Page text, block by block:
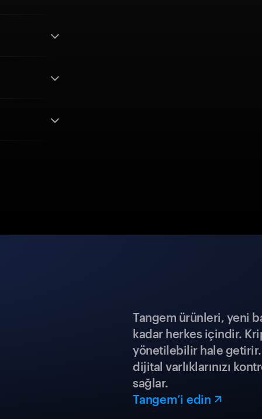
Tangem ürünleri, yeni
kadar herkes içindir.
yönetilebilir hale
dijital varlıklarınızı
sağlar.
Tangem’i edin